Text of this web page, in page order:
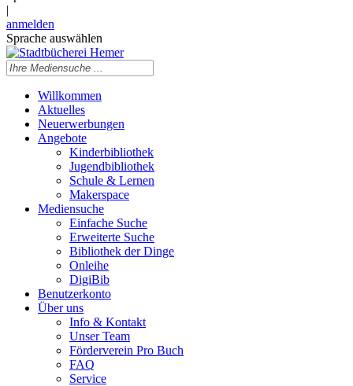
|
anmelden
Sprache auswählen
Willkommen
Aktuelles
Neuerwerbungen
Angebote
Kinderbibliothek
Jugendbibliothek
Schule & Lernen
Makerspace
Mediensuche
Einfache Suche
Erweiterte Suche
Bibliothek der Dinge
Onleihe
DigiBib
Benutzerkonto
Über uns
Info & Kontakt
Unser Team
Förderverein Pro Buch
FAQ
Service